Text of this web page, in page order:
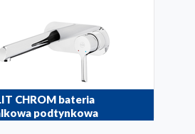
CHROM bateria
podtynkowa